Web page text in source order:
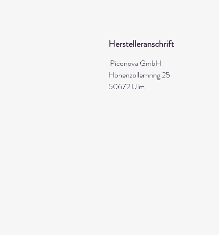
Herstelleranschrift
Piconova GmbH
Hohenzollernring 25
50672 Ulm